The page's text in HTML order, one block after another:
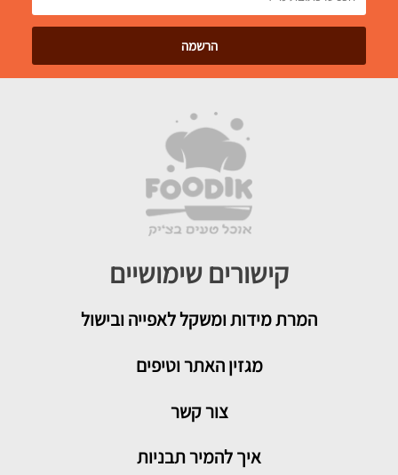
קישורים שימושיים
המרת מידות ומשקל לאפייה ובישול
מגזין האתר וטיפים
צור קשר
איך להמיר תבניות